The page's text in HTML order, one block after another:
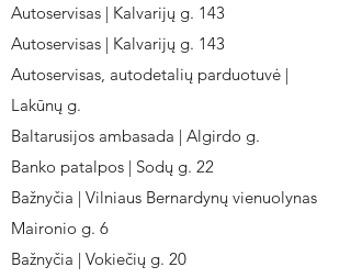
Autoservisas | Kalvarijų g. 143
Autoservisas | Kalvarijų g. 143
Autoservisas, autodetalių parduotuvė |
Lakūnų g.
Baltarusijos ambasada | Algirdo g.
Banko patalpos | Sodų g. 22
Bažnyčia | Vilniaus Bernardynų vienuolynas
Maironio g. 6
Bažnyčia | Vokiečių g. 20